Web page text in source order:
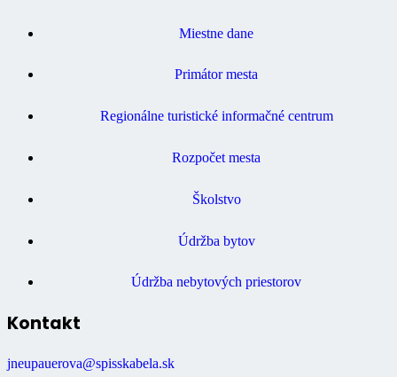
Miestne dane
Primátor mesta
Regionálne turistické informačné centrum
Rozpočet mesta
Školstvo
Údržba bytov
Údržba nebytových priestorov
Kontakt
jneupauerova@spisskabela.sk